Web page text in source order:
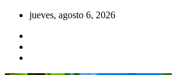
Saltar
contenido
jueves, agosto 6, 2026